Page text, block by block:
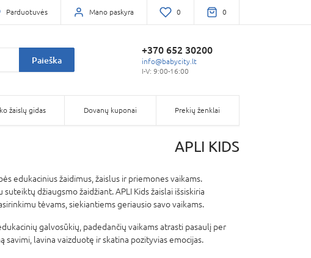
Parduotuvės Mano paskyra 0 0
Paieška
+370 652 30200
info@babycity.lt
I-V: 9:00-16:00
žaislų gidas Dovanų kuponai Prekių ženklai
APLI KIDS
edukacinius žaidimus, žaislus ir priemones vaikams.
džiaugsmo žaidžiant. APLI Kids žaislai išsiskiria
tėvams, siekiantiems geriausio savo vaikams.
galvosūkių, padedančių vaikams atrasti pasaulį per
lavina vaizduotę ir skatina pozityvias emocijas.